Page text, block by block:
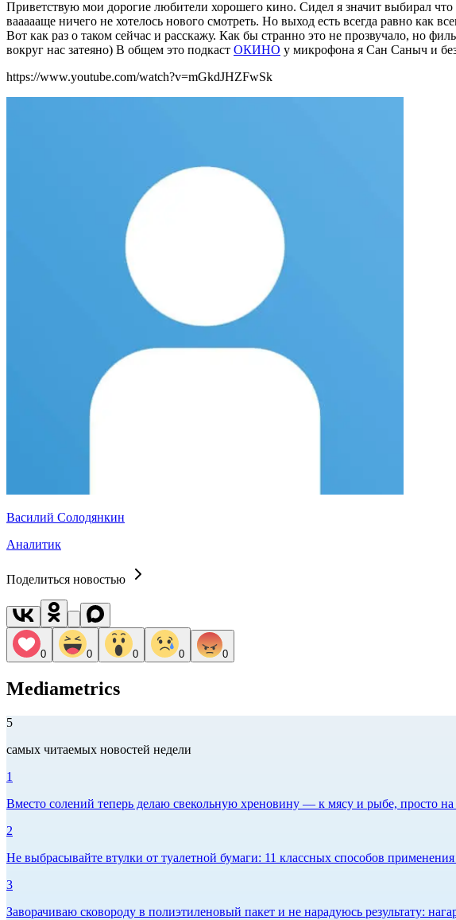
Приветствую мои дорогие любители хорошего кино. Сидел я значит выбирал
ваааааще ничего не хотелось нового смотреть. Но выход есть всегда равно
Вот как раз о таком сейчас и расскажу. Как бы странно это не прозвучало, но
вокруг нас затеяно) В общем это подкаст ОКИНО у микрофона я Сан Саныч и
https://www.youtube.com/watch?v=mGkdJHZFwSk
Василий Солодянкин
Аналитик
Поделиться новостью
0 0 0 0 0
Mediametrics
5
самых читаемых новостей недели
1
Вместо солений теперь делаю свекольную хреновину — к мясу и рыбе, просто на
2
Не выбрасывайте втулки от туалетной бумаги: 11 классных способов
3
Заворачиваю сковороду в полиэтиленовый пакет и не нарадуюсь результату: